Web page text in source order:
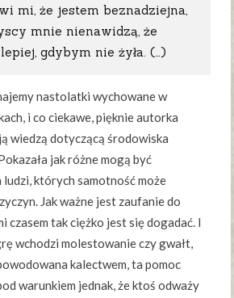
mi, że jestem beznadziejna,
mnie nienawidzą, że
gdybym nie żyła. (…)
nastolatki wychowane w
i co ciekawe, pięknie autorka
wiedzą dotyczącą środowiska
jak różne mogą być
ludzi, których samotność może
Jak ważne jest zaufanie do
czasem tak ciężko jest się dogadać. I
wchodzi molestowanie czy gwałt,
kalectwem, ta pomoc
warunkiem jednak, że ktoś odważy